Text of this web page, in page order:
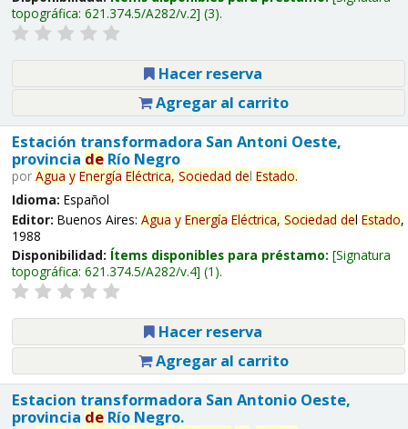
topográfica: 621.374.5/A282/v.2 (3).
Hacer reserva
Agregar al carrito
Estación transformadora San Antoni Oeste,
provincia deRío Negro
por Agua y Energía Eléctrica, Sociedad del Estado.
Idioma: Español
Editor: Buenos Aires: Agua y Energía Eléctrica, Sociedad del Estado,
1988
Disponibilidad: Ítems disponibles para préstamo: Signatura
topográfica: 621.374.5/A282/v.4 (1).
Hacer reserva
Agregar al carrito
Estacion transformadora San Antonio Oeste,
provincia deRío Negro.